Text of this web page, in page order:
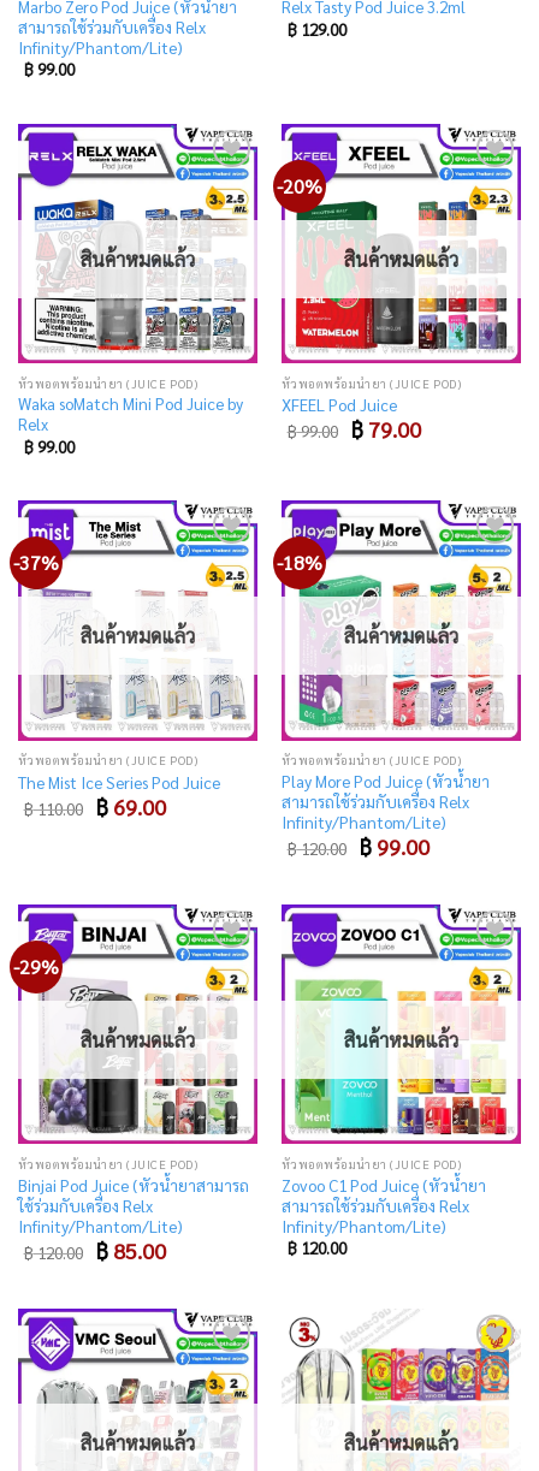
Marbo Zero Pod Juice (หัวน้ำยา
สามารถใช้ร่วมกับเครื่อง Relx
Infinity/Phantom/Lite)
฿99.00
Relx Tasty Pod Juice 3.2ml
฿129.00
Add
to
wishlist
สินค้าหมดแล้ว
หัวพอตพร้อมน้ำยา (JUICE POD)
Waka soMatch Mini Pod Juice by
Relx
฿99.00
-20%
Add
to
wishlist
สินค้าหมดแล้ว
หัวพอตพร้อมน้ำยา (JUICE POD)
XFEEL Pod Juice
฿99.00 Original
price
฿ 79.00Current
price
-37%
Add
to
wishlist
สินค้าหมดแล้ว
หัวพอตพร้อมน้ำยา (JUICE POD)
The Mist Ice Series Pod Juice
฿110.00 Original
price
฿ 69.00Current
price
-18%
Add
to
wishlist
สินค้าหมดแล้ว
หัวพอตพร้อมน้ำยา (JUICE POD)
Play More Pod Juice (หัวน้ำยา
สามารถใช้ร่วมกับเครื่อง Relx
Infinity/Phantom/Lite)
฿120.00 Original
price
฿ 99.00Current
price
-29%
Add
to
wishlist
สินค้าหมดแล้ว
หัวพอตพร้อมน้ำยา (JUICE POD)
Binjai Pod Juice (หัวน้ำยาสามารถ
ใช้ร่วมกับเครื่อง Relx
Infinity/Phantom/Lite)
฿120.00 Original
price
฿ 85.00Current
price
Add
to
wishlist
สินค้าหมดแล้ว
หัวพอตพร้อมน้ำยา (JUICE POD)
Zovoo C1 Pod Juice (หัวน้ำยา
สามารถใช้ร่วมกับเครื่อง Relx
Infinity/Phantom/Lite)
฿120.00
Add
to
wishlist
สินค้าหมดแล้ว
Add
to
wishlist
สินค้าหมดแล้ว